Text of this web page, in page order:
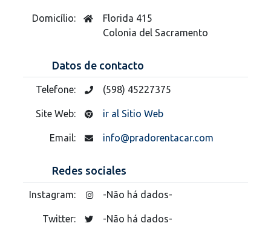
Domicílio:
Florida 415
Colonia del Sacramento
Datos de contacto
Telefone: (598) 45227375
Site Web: ir al Sitio Web
Email: info@pradorentacar.com
Redes sociales
Instagram: -Não há dados-
Twitter: -Não há dados-